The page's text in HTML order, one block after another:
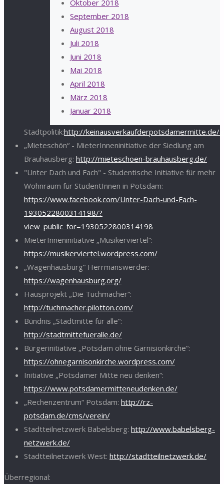
Oktober 2018
September 2018
August 2018
Juli 2018
Juni 2018
Mai 2018
April 2018
März 2018
Januar 2018
Stadtpolitik:http://keinausverkaufderpotsdamermitte.de/
„Mieteschön“ - MieterInneninitiative der Siedlung am
Brauhausberg: http://mieteschoen-brauhausberg.de/
"Unter Dach und Fach" - Studentische Initiative für mehr
Wohnraum für StudentInnen in Potsdam:
https://www.facebook.com/Unter-Dach-und-Fach-
1930522800314198/?
view_public_for=1930522800314198
MieterInneninitiative „Musikerviertel“:
https://musikerviertel.wordpress.com/
„Wagenhausburg“ Herrmanswerder:
https://wagenhausburg.org/
Hausprojekt „Die Tuchmacher“:
http://tuchmacher.pilotton.com/
Bündnis „Stadtmitte für alle“:
http://stadtmittefueralle.de/
Bürgerinitiative „Potsdam ohne Garnisionkirche“:
https://ohnegarnisonkirche.wordpress.com/
Initiative „Potsdamer Mitte neu denken“:
https://www.potsdamermitteneudenken.de/
„Rechenzentrum“ Potsdam: http://rz-
potsdam.de/cms/verein/
Stadtteilnetzwerk Babelsberg: http://www.babelsberg-
netzwerk.de/
Stadtteilnetzwerk West: http://stadtteilnetzwerk.de/
Überregional: